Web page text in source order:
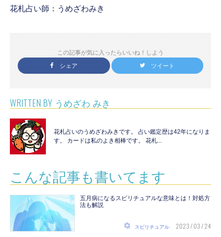
花札占い師：うめざわみき
この記事が気に入ったらいいね！しよう
シェア
ツイート
WRITTEN BY うめざわ みき
花札占いのうめざわみきです。 占い鑑定歴は42年になりま
す。 カードは私のよき相棒です。 花札...
こんな記事も書いてます
五月病になるスピリチュアルな意味とは！対処方
法も解説
スピリチュアル 2023 / 03 / 24